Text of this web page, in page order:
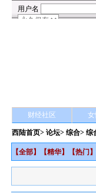
财经社区 女
西陆首页>论坛>综合> 综
【全部】【精华】【热门